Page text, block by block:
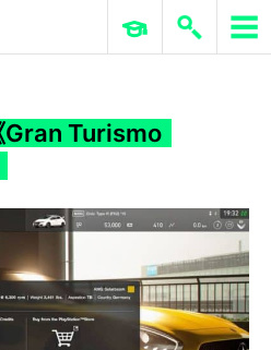
ERP 與商業 AI
Gran Turismo